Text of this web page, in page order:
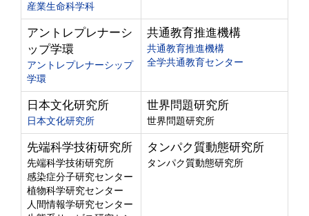
産業生命科学科
アントレプレナーシ
ップ学環
アントレプレナーシップ
学環
共通教育推進機構
共通教育推進機構
全学共通教育センター
日本文化研究所
日本文化研究所
世界問題研究所
世界問題研究所
先端科学技術研究所
先端科学技術研究所
感染症分子研究センター
植物科学研究センター
人間情報学研究センター
タンパク質動態研究所
タンパク質動態研究所